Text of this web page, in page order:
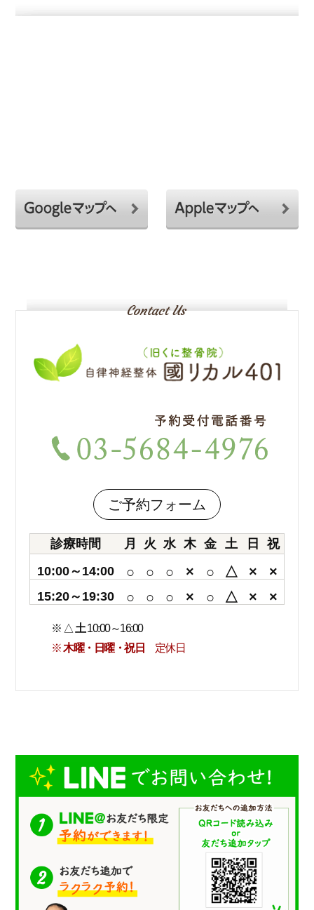
ご予約フォーム
診療時間 月 火 水 木 金 土 日
祝
10:00～14:00
○ ○ ○ × ○ △ × ×
15:20～19:30 ○ ○ ○ × ○ △ × ×
※ △ 土10:00～16:00
※木曜・日曜・祝日 定休日